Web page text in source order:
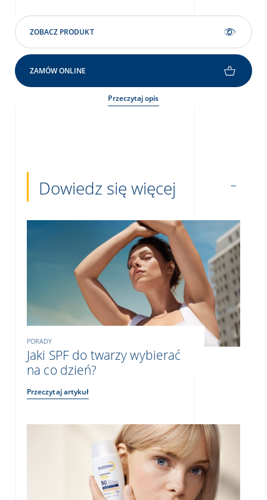
ZOBACZ PRODUKT
ZAMÓW ONLINE
Przeczytaj opis
Dowiedz się więcej
PORADY
Jaki SPF do twarzy wybierać
na co dzień?
Przeczytaj artykuł